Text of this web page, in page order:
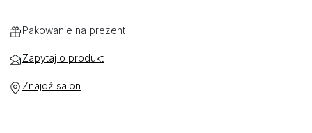
Pakowanie na prezent
Zapytaj o produkt
Znajdź salon